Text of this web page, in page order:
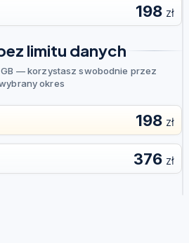
198 zł
limitu danych
— korzystasz swobodnie przez
okres
198 zł
376 zł